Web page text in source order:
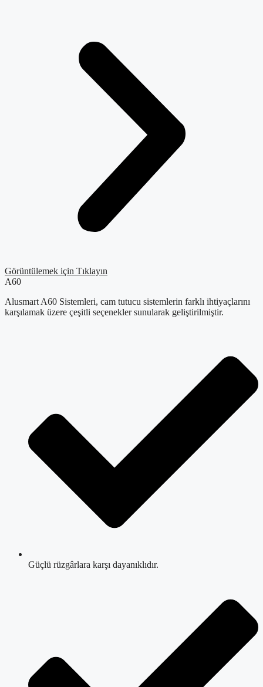
Görüntülemek için Tıklayın
A60
Alusmart A60 Sistemleri, cam tutucu sistemlerin farklı ihtiyaçlarını
karşılamak üzere çeşitli seçenekler sunularak geliştirilmiştir.
Güçlü rüzgârlara karşı dayanıklıdır.